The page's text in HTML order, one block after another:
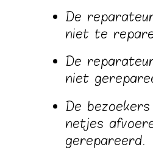
De
niet te
De
niet
De
netjes
gerepareerd.